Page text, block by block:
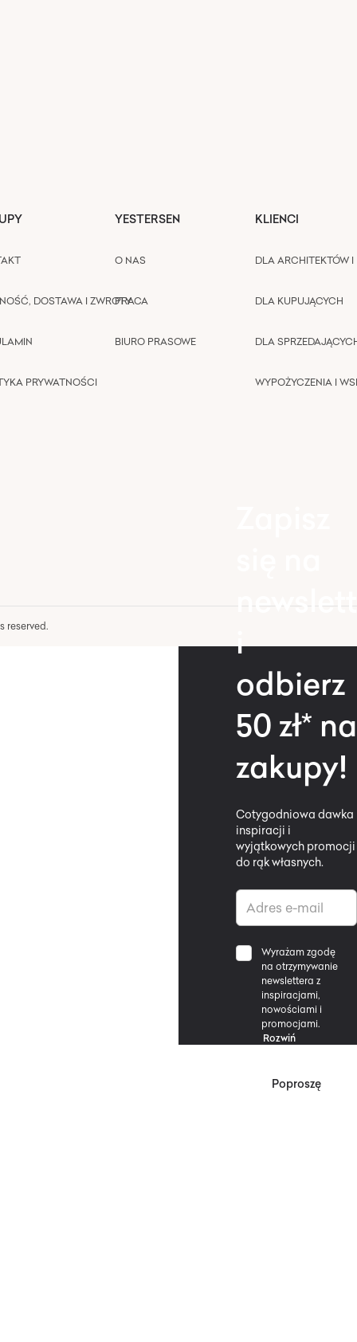
DOSTAWA I ZWROTY
PRYWATNOŚCI
YESTERSEN
O NAS
PRACA
BIURO PRASOWE
KLIENCI
DLA ARCHITEKTÓW I
DLA KUPUJĄCYCH
DLA
WYPOŻYCZENIA I
reserved.
i
odbierz
50 zł* na
zakupy!
Cotygodniowa dawka
inspiracji i
wyjątkowych promocji
do rąk własnych.
Wyrażam zgodę
na otrzymywanie
newslettera z
inspiracjami,
nowościami i
promocjami.
Rozwiń
Poproszę